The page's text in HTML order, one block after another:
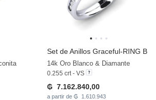
Set de Anillos Graceful-RING B
14k Oro Blanco & Diamante
0.255 crt - VS
₲ 7.162.840,00
a partir de ₲ 1.610.943